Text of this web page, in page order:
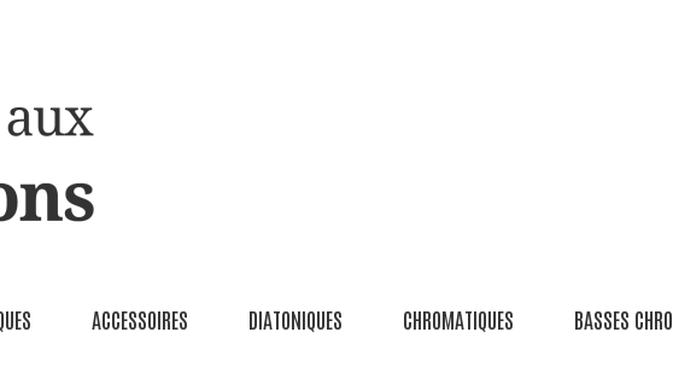
ACCESSOIRES DIATONIQUES CHROMATIQUES BASSES CHRO